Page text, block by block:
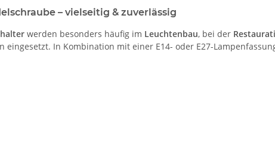
– vielseitig & zuverlässig
werden besonders häufig im Leuchtenbau, bei der
In Kombination mit einer E14- oder E27-